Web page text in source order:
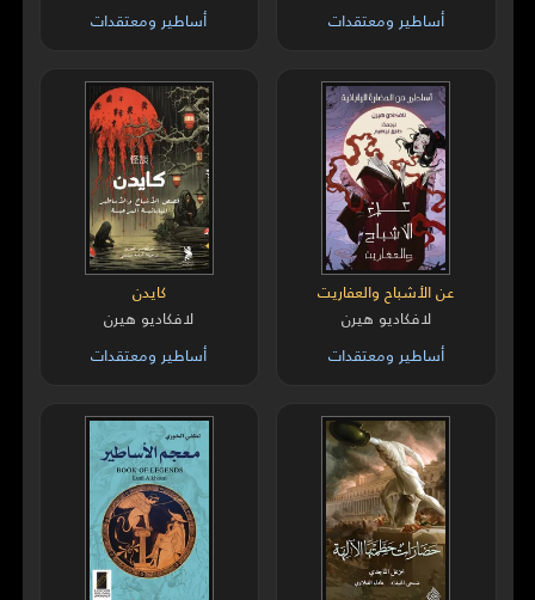
أساطير ومعتقدات
أساطير ومعتقدات
عن الأشباح والعفاريت
لافكاديو هيرن
أساطير ومعتقدات
كايدن
لافكاديو هيرن
أساطير ومعتقدات